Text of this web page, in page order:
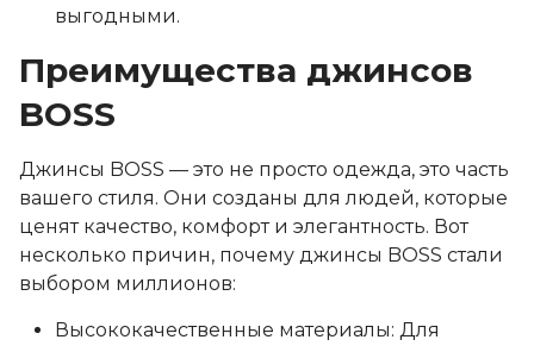
выгодными.
Преимущества джинсов
BOSS
Джинсы BOSS — это не просто одежда, это часть
вашего стиля. Они созданы для людей, которые
ценят качество, комфорт и элегантность. Вот
несколько причин, почему джинсы BOSS стали
выбором миллионов:
Высококачественные материалы: Для